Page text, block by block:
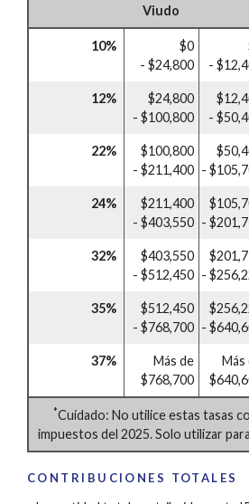
Viudo
10%
$0
- $24,800
-
12%
$24,800
- $100,800
-
22%
$100,800
- $211,400 -
24%
$211,400
- $403,550 -
32%
$403,550
- $512,450 -
35%
$512,450
- $768,700 -
37%
Más de
$768,700
Más
*Cuidado: No utilice estas tasas
impuestos del 2025. Solo utilizar
CONTRIBUCIONES TOTALES